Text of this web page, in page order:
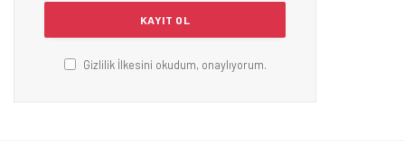
Gizlilik İlkesini okudum, onaylıyorum.